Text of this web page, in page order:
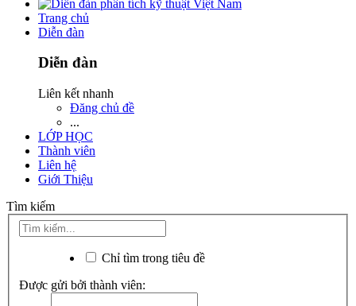
Trang chủ
Diễn đàn
Diễn đàn
Liên kết nhanh
Đăng chủ đề
...
LỚP HỌC
Thành viên
Liên hệ
Giới Thiệu
Tìm kiếm
Chỉ tìm trong tiêu đề
Được gửi bởi thành viên: